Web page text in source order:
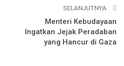
SELANJUTNYA
Menteri Kebudayaan
Ingatkan Jejak Peradaban
yang Hancur di Gaza